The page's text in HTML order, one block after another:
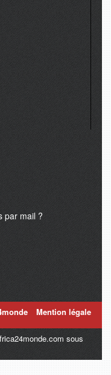
par mail ?
Mention légale
sous